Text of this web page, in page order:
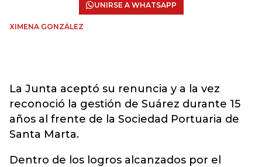
UNIRSE A WHATSAPP
XIMENA GONZÁLEZ
La Junta aceptó su renuncia y a la vez
reconoció la gestión de Suárez durante 15
años al frente de la Sociedad Portuaria de
Santa Marta.
Dentro de los logros alcanzados por el